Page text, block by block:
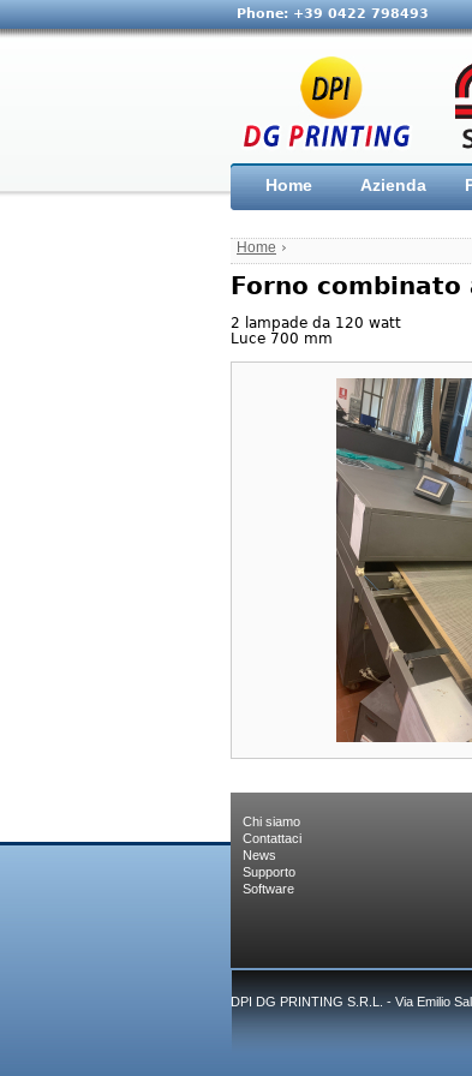
Phone: +39 0422 798493
Home Azienda
Home ›
Forno combinato
2 lampade da 120 watt
Luce 700 mm
Chi siamo
Contattaci
News
Supporto
Software
DPI DG PRINTING S.R.L. - Via Emilio